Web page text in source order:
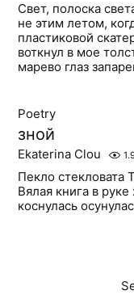
Свет, полоска
не этим летом,
пластиковой
воткнул в мое
марево глаз
Poetry
зной
Ekaterina Clou
Пекло стекловата
Вялая книга в
коснулась